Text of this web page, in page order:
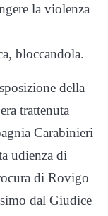
la violenza
bloccandola.
della
trattenuta
Carabinieri
udienza di
di Rovigo
dal Giudice